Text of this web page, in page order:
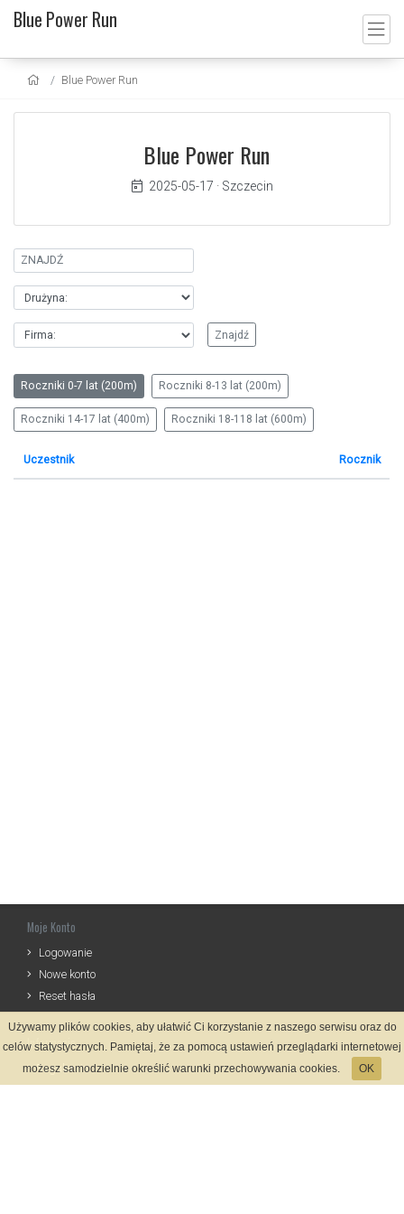
Blue Power Run
Blue Power Run
Blue Power Run
2025-05-17 · Szczecin
Roczniki 0-7 lat (200m) Roczniki 8-13 lat (200m)
Roczniki 14-17 lat (400m) Roczniki 18-118 lat (600m)
Uczestnik Rocznik
Moje Konto
Logowanie
Nowe konto
Reset hasła
Informacje
Regulamin
Używamy plików cookies, aby ułatwić Ci korzystanie z naszego serwisu oraz do
celów statystycznych. Pamiętaj, że za pomocą ustawień przeglądarki internetowej
możesz samodzielnie określić warunki przechowywania cookies.
OK